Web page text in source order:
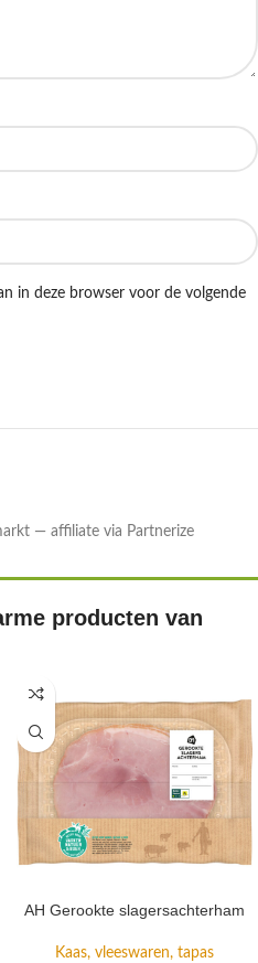
in deze browser voor de volgende
— affiliate via Partnerize
producten van
AH Gerookte slagersachterham
Kaas, vleeswaren, tapas